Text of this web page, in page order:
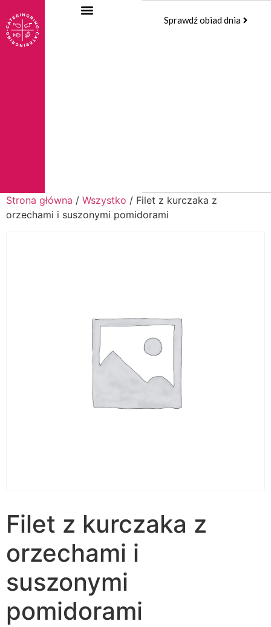
Sprawdź obiad dnia
Strona główna / Wszystko / Filet z kurczaka z
orzechami i suszonymi pomidorami
Filet z kurczaka z
orzechami i
suszonymi
pomidorami